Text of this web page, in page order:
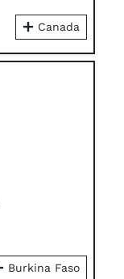
Canada
Burkina Faso